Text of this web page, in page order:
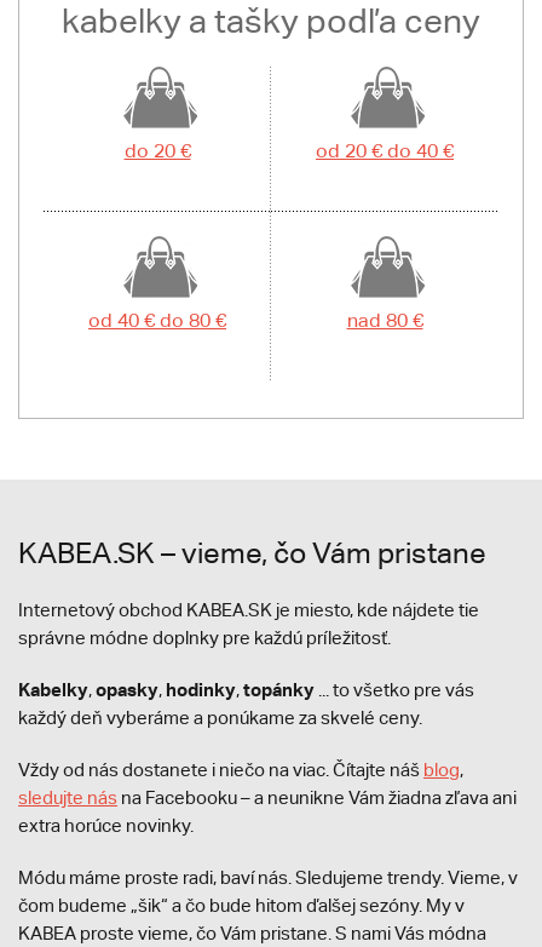
kabelky a tašky podľa ceny
do 20 € od 20 € do 40 €
od 40 € do 80 € nad 80 €
KABEA.SK – vieme, čo Vám pristane
Internetový obchod KABEA.SK je miesto, kde nájdete tie
správne módne doplnky pre každú príležitosť.
Kabelky,opasky, hodinky,topánky ... to všetko pre vás
každý deň vyberáme a ponúkame za skvelé ceny.
Vždy od nás dostanete i niečo na viac. Čítajte náš blog,
sledujte nás na Facebooku – a neunikne Vám žiadna zľava ani
extra horúce novinky.
Módu máme proste radi, baví nás. Sledujeme trendy. Vieme, v
čom budeme „šik“ a čo bude hitom ďalšej sezóny. My v
KABEA proste vieme, čo Vám pristane. S nami Vás módna